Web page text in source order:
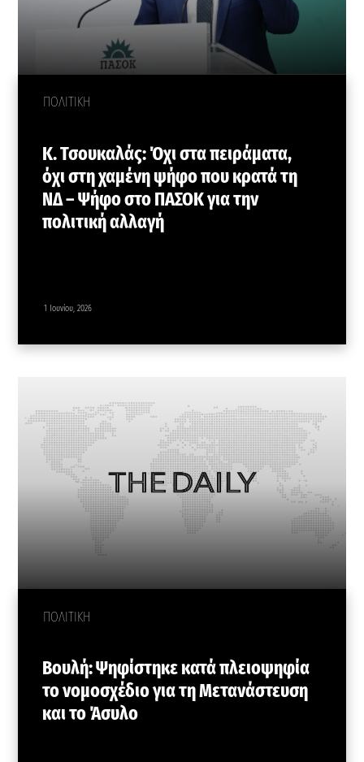
ΠΟΛΙΤΙΚΗ
Κ. Τσουκαλάς: Όχι στα πειράματα,
όχι στη χαμένη ψήφο που κρατά τη
ΝΔ – Ψήφο στο ΠΑΣΟΚ για την
πολιτική αλλαγή
1 Ιουνίου, 2026
ΠΟΛΙΤΙΚΗ
Βουλή: Ψηφίστηκε κατά πλειοψηφία
το νομοσχέδιο για τη Μετανάστευση
και το Άσυλο